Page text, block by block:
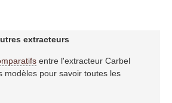
extracteurs
entre l'extracteur Carbel
modèles pour savoir toutes les